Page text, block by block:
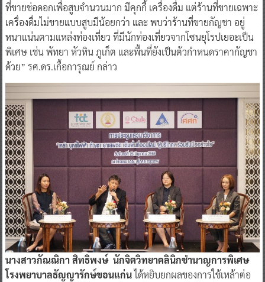
ที่ขายช่อดอกเพื่อสูบจำนวนมาก มีคุกกี้ เครื่องดื่ม แต่ร้านที่ขายเฉพาะ
เครื่องดื่มไม่ขายแบบสูบมีน้อยกว่า และ พบว่าร้านที่ขายกัญชา อยู่
หนาแน่นตามแหล่งท่องเที่ยว ที่มีนักท่องเที่ยวจากโซนยุโรปเยอะเป็น
พิเศษ เช่น พัทยา หัวหิน ภูเก็ต และพื้นที่ยังเป็นตัวกำหนดราคากัญชา
ด้วย” รศ.ดร.เกื้อการุณย์ กล่าว
นางสาวกัณณิกา สิทธิพงษ์ นักจิตวิทยาคลินิกชำนาญการพิเศษ
โรงพยาบาลธัญญารักษ์ขอนแก่นได้หยิบยกผลของการใช้เหล้าต่อ